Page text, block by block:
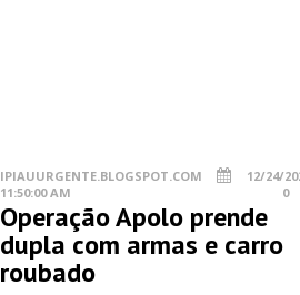
IPIAUURGENTE.BLOGSPOT.COM
12/24/
11:50:00 AM
0
Operação Apolo prende
dupla com armas e carro
roubado